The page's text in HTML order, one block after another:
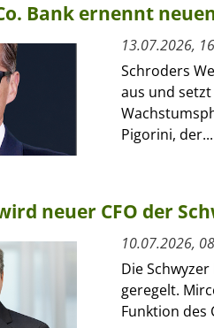
Bank ernennt
13.07.2026,
Schroders
aus und
Pigorini, der...
neuer CFO der
10.07.2026,
Die
geregelt.
Funktion des